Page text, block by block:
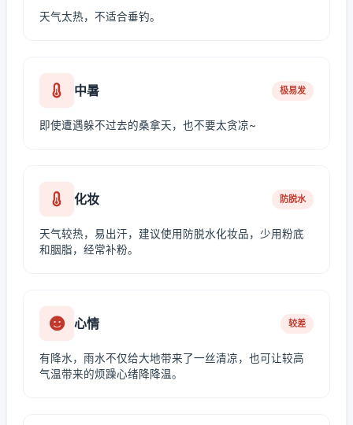
天气太热，不适合垂钓。
中暑 极易发
即使遭遇躲不过去的桑拿天，也不要太贪凉~
化妆 防脱水
天气较热，易出汗，建议使用防脱水化妆品，少用粉底
和胭脂，经常补粉。
心情 较差
有降水，雨水不仅给大地带来了一丝清凉，也可让较高
气温带来的烦躁心绪降降温。